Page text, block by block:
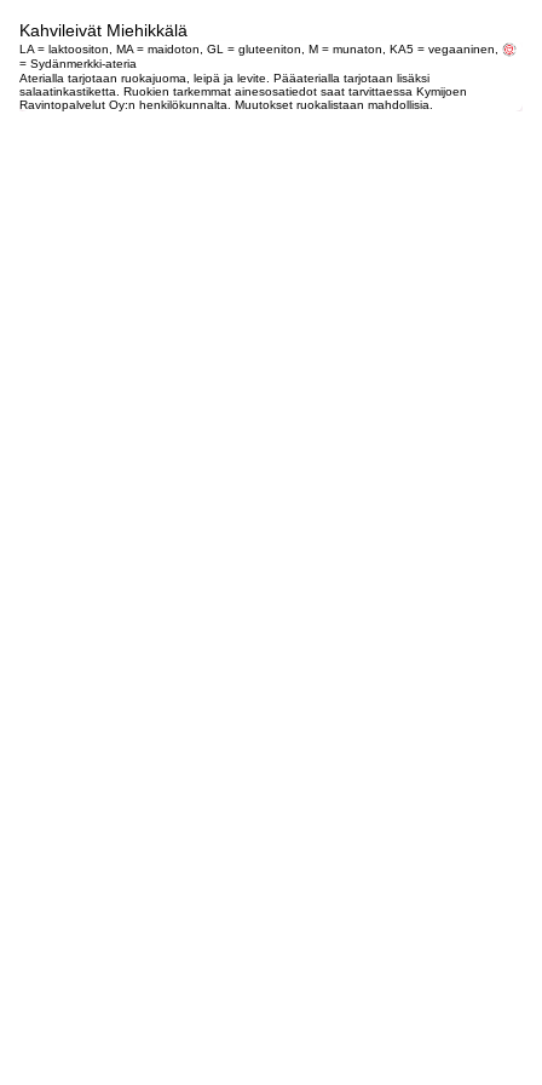
Kahvileivät Miehikkälä
LA = laktoositon, MA = maidoton, GL = gluteeniton, M = munaton, KA5 = vegaaninen,
= Sydänmerkki-ateria
Aterialla tarjotaan ruokajuoma, leipä ja levite. Pääaterialla tarjotaan lisäksi
salaatinkastiketta. Ruokien tarkemmat ainesosatiedot saat tarvittaessa Kymijoen
Ravintopalvelut Oy:n henkilökunnalta. Muutokset ruokalistaan mahdollisia.